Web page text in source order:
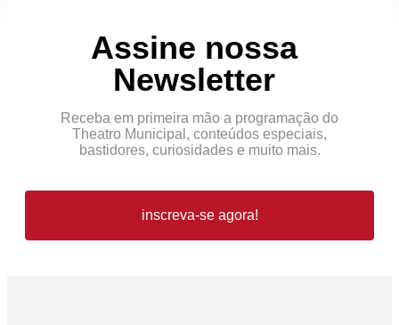
Assine nossa
Newsletter
Receba em primeira mão a programação do
Theatro Municipal, conteúdos especiais,
bastidores, curiosidades e muito mais.
inscreva-se agora!